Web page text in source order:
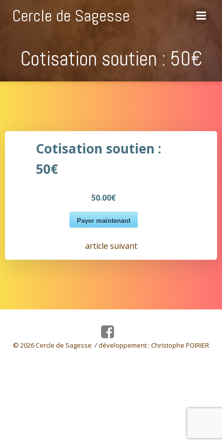
au
contenu
Cercle de Sagesse
Cotisation soutien : 50€
Cotisation soutien :
50€
50.00€
Payer maintenant
Navigation
article suivant
© 2026 Cercle de Sagesse / développement : Christophe POIRIER